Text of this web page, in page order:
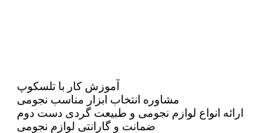
آموزش کار با تلسکوپ
مشاوره انتخاب ابزار مناسب نجومی
ارائه انواع لوازم نجومی و طبیعت گردی دست دوم
ضمانت و گارانتی لوازم نجومی